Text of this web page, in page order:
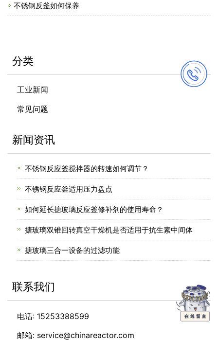
不锈钢反釜如何保养
分类
工业新闻
常见问题
新闻资讯
不锈钢反应釜搅拌器的转速如何调节？
不锈钢反应釜适用压力盘点
如何延长搪玻璃反应釜修补剂的使用寿命？
搪玻璃双锥回转真空干燥机是否适用于抗生素中间体
搪玻璃三合一设备的过滤功能
联系我们
电话: 15253388599
邮箱: service@chinareactor.com